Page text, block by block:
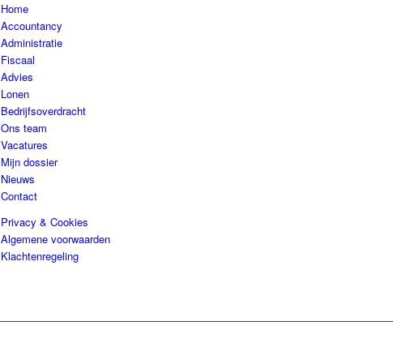
Home
Accountancy
Administratie
Fiscaal
Advies
Lonen
Bedrijfsoverdracht
Ons team
Vacatures
Mijn dossier
Nieuws
Contact
Privacy & Cookies
Algemene voorwaarden
Klachtenregeling